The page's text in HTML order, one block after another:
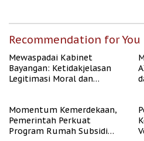
Recommendation for You
Mewaspadai Kabinet
Bayangan: Ketidakjelasan
Legitimasi Moral dan
Momentum Kemerdekaan,
Pemerintah Perkuat
Program Rumah Subsidi